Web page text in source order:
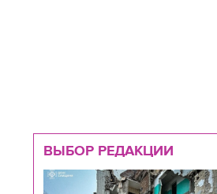
ВЫБОР РЕДАКЦИИ